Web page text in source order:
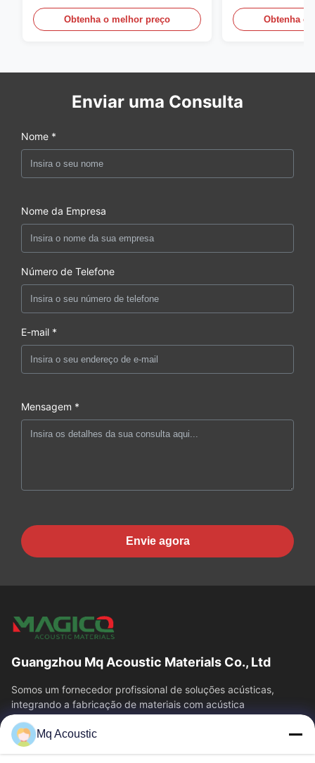
Obtenha o melhor preço Obtenha o
Enviar uma Consulta
Nome *
Nome da Empresa
Número de Telefone
E-mail *
Mensagem *
Envie agora
Guangzhou Mq Acoustic Materials Co., Ltd
Somos um fornecedor profissional de soluções acústicas,
integrando a fabricação de materiais com acústica
arquitetônica.teatrosDesde a consultoria...
Relações Rápidas
Mq Acoustic